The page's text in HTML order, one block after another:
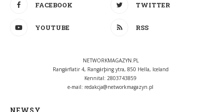
FACEBOOK TWITTER
YOUTUBE RSS
NETWORKMAGAZYN.PL
Rangárflatir 4, Rangárþing ytra, 850 Hella, Iceland
Kennital: 2803743859
e-mail: redakcja@networkmagazyn.pl